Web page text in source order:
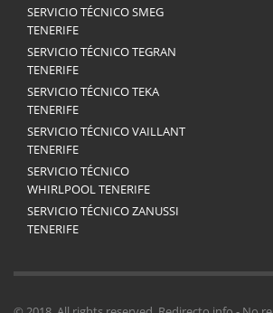
SERVICIO TÉCNICO SMEG
TENERIFE
SERVICIO TÉCNICO TEGRAN
TENERIFE
SERVICIO TÉCNICO TEKA
TENERIFE
SERVICIO TÉCNICO VAILLANT
TENERIFE
SERVICIO TÉCNICO
WHIRLPOOL TENERIFE
SERVICIO TÉCNICO ZANUSSI
TENERIFE